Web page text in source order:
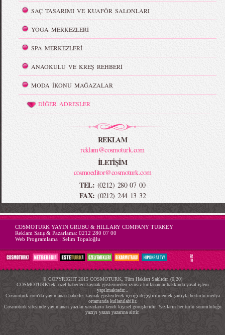
SAÇ TASARIMI VE KUAFÖR SALONLARI
YOGA MERKEZLERİ
SPA MERKEZLERİ
ANAOKULU VE KREŞ REHBERİ
MODA İKONU MAĞAZALAR
DİĞER ADRESLER
REKLAM
reklam@cosmoturk.com
İLETİŞİM
cosmoeditor@cosmoturk.com
TEL: (0212) 280 07 00
FAX: (0212) 244 13 32
-->
COSMOTURK YAYIN GRUBU & HILLARY COMPANY TURKEY
Reklam Satış & Pazarlama: 0212 280 07 00
Web Programlama : Selim Topaloğlu
© COPYRIGHT 2015 COSMOTURK, Tüm Hakları Saklıdır. (0,20)
COSMOTURK'teki özel haberleri kaynak göstermeden izinsiz kullananlar hakkında yasal işlem
yapılmaktadır...
Cosmoturk.com'da yayınlanan haberler kaynak gösterilerek içeriği değiştirilmemek şartıyla hertürlü medya
ortamında kullanılabilir.
Cosmoturk sitesinde yayınlanan yazılar yazarların kendi kişisel görüşleridir. Yazıların her türlü sorumluluğu
yazıyı yazan yazarına aittir.